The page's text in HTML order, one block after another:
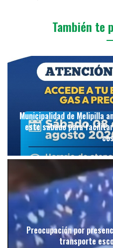
También te
Municipalidad de Melipilla
este sábado para
Preocupación por
transporte